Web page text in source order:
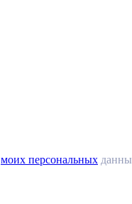
моих персональных